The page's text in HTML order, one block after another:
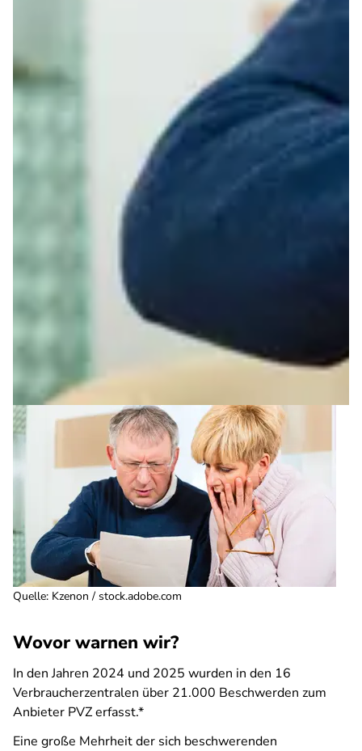
Quelle: Kzenon / stock.adobe.com
Wovor warnen wir?
In den Jahren 2024 und 2025 wurden in den 16
Verbraucherzentralen über 21.000 Beschwerden zum
Anbieter PVZ erfasst.*
Eine große Mehrheit der sich beschwerenden